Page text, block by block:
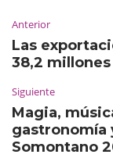
Anterior
Las
38,2
Siguiente
Magia,
gastronomía
Somontano